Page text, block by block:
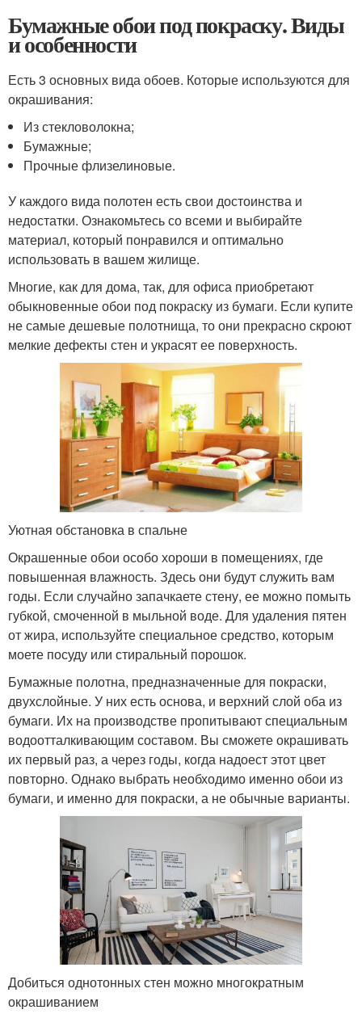
Бумажные обои под покраску. Виды
и особенности
Есть 3 основных вида обоев. Которые используются для
окрашивания:
Из стекловолокна;
Бумажные;
Прочные флизелиновые.
У каждого вида полотен есть свои достоинства и
недостатки. Ознакомьтесь со всеми и выбирайте
материал, который понравился и оптимально
использовать в вашем жилище.
Многие, как для дома, так, для офиса приобретают
обыкновенные обои под покраску из бумаги. Если купите
не самые дешевые полотнища, то они прекрасно скроют
мелкие дефекты стен и украсят ее поверхность.
Уютная обстановка в спальне
Окрашенные обои особо хороши в помещениях, где
повышенная влажность. Здесь они будут служить вам
годы. Если случайно запачкаете стену, ее можно помыть
губкой, смоченной в мыльной воде. Для удаления пятен
от жира, используйте специальное средство, которым
моете посуду или стиральный порошок.
Бумажные полотна, предназначенные для покраски,
двухслойные. У них есть основа, и верхний слой оба из
бумаги. Их на производстве пропитывают специальным
водоотталкивающим составом. Вы сможете окрашивать
их первый раз, а через годы, когда надоест этот цвет
повторно. Однако выбрать необходимо именно обои из
бумаги, и именно для покраски, а не обычные варианты.
Добиться однотонных стен можно многократным
окрашиванием